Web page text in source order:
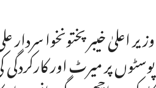
وزیر اعلیٰ خیبر پختونخوا
پوسٹوں پر میرٹ اور